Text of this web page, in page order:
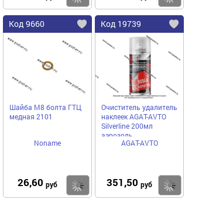
Код 9660
Шайба М8 болта ГТЦ
медная 2101
Noname
26,60 руб Купить
Код 19739
Очиститель удалитель
наклеек AGAT-AVTO
Silverline 200мл
аэрозоль
AGAT-AVTO
351,50 руб